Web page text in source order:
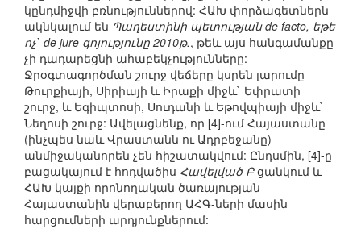
կընդմիջվի բռնություններով: ՀԱԽ փորձագետներն
ակնկալում են Պաղեստինի պետության de facto, եթե
ոչ` de jure գոյությունը 2010թ., թեև այս հանգամանքը
չի դադարեցնի ահաբեկչությունները:
Ջրօգտագործման շուրջ վեճերը կսրեն լարումը
Թուրքիայի, Սիրիայի և Իրաքի միջև` Եփրատի
շուրջ, և Եգիպտոսի, Սուդանի և Եթովպիայի միջև`
Նեղոսի շուրջ: Ավելացնենք, որ [4]-ում Հայաստանը
(ինչպես նաև Վրաստանն ու Ադրբեջանը)
անմիջականորեն չեն հիշատակվում: Ընդսմին, [4]-ը
բացակայում է հոդվածիս Հավելված Բցանկում և
ՀԱԽ կայքի որոնողական ծառայության
Հայաստանին վերաբերող ԱՀԳ-ների մասին
հարցումների արդյունքներում: